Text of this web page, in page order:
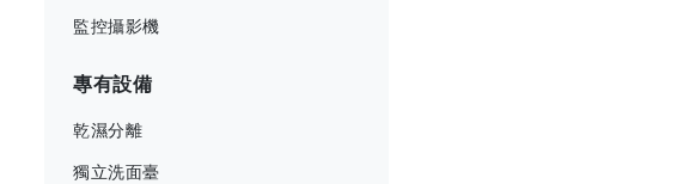
監控攝影機
專有設備
乾濕分離
獨立洗面臺